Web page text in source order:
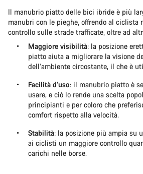
Il manubrio piatto delle bici ibride è più
manubri con le pieghe, offrendo al ciclista
controllo sulle strade trafficate, oltre ad
Maggiore visibilità: la posizione
piatto aiuta a migliorare la visione
dell’ambiente circostante, il che è
Facilità d’uso: il manubrio piatto è
usare, e ciò lo rende una scelta
principianti e per coloro che
comfort rispetto alla velocità.
Stabilità: la posizione più ampia su
ai ciclisti un maggiore controllo
carichi nelle borse.